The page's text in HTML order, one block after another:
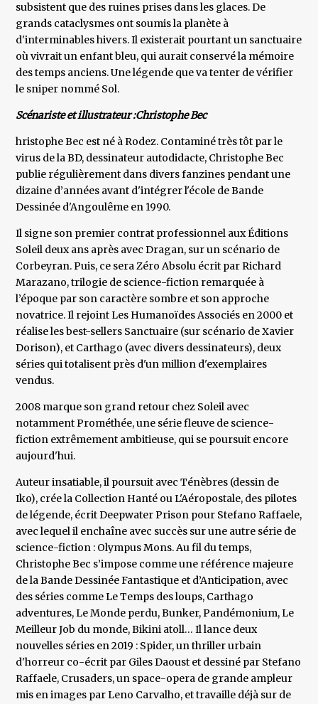
subsistent que des ruines prises dans les glaces. De
grands cataclysmes ont soumis la planète à
d'interminables hivers. Il existerait pourtant un sanctuaire
où vivrait un enfant bleu, qui aurait conservé la mémoire
des temps anciens. Une légende que va tenter de vérifier
le sniper nommé Sol.
Scénariste et illustrateur :Christophe Bec
hristophe Bec est né à Rodez. Contaminé très tôt par le
virus de la BD, dessinateur autodidacte, Christophe Bec
publie régulièrement dans divers fanzines pendant une
dizaine d’années avant d'intégrer l'école de Bande
Dessinée d'Angoulême en 1990.
Il signe son premier contrat professionnel aux Éditions
Soleil deux ans après avec Dragan, sur un scénario de
Corbeyran. Puis, ce sera Zéro Absolu écrit par Richard
Marazano, trilogie de science-fiction remarquée à
l’époque par son caractère sombre et son approche
novatrice. Il rejoint Les Humanoïdes Associés en 2000 et
réalise les best-sellers Sanctuaire (sur scénario de Xavier
Dorison), et Carthago (avec divers dessinateurs), deux
séries qui totalisent près d'un million d'exemplaires
vendus.
2008 marque son grand retour chez Soleil avec
notamment Prométhée, une série fleuve de science-
fiction extrêmement ambitieuse, qui se poursuit encore
aujourd'hui.
Auteur insatiable, il poursuit avec Ténèbres (dessin de
Iko), crée la Collection Hanté ou L'Aéropostale, des pilotes
de légende, écrit Deepwater Prison pour Stefano Raffaele,
avec lequel il enchaîne avec succès sur une autre série de
science-fiction : Olympus Mons. Au fil du temps,
Christophe Bec s’impose comme une référence majeure
de la Bande Dessinée Fantastique et d’Anticipation, avec
des séries comme Le Temps des loups, Carthago
adventures, Le Monde perdu, Bunker, Pandémonium, Le
Meilleur Job du monde, Bikini atoll… Il lance deux
nouvelles séries en 2019 : Spider, un thriller urbain
d'horreur co-écrit par Giles Daoust et dessiné par Stefano
Raffaele, Crusaders, un space-opera de grande ampleur
mis en images par Leno Carvalho, et travaille déjà sur de